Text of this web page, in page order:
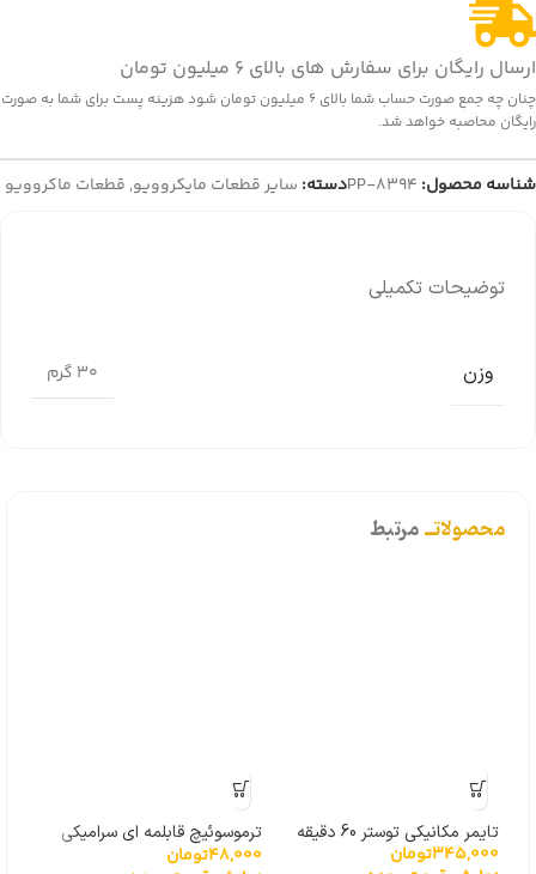
ارسال رایگان برای سفارش های بالای 6 میلیون تومان
چنان چه جمع صورت حساب شما بالای 6 میلیون تومان شود هزینه پست برای شما به صورت
رایگان محاصبه خواهد شد.
شناسه محصول: PP-8394دسته: سایر قطعات مایکروویو, قطعات ماکروویو
توضیحات تکمیلی
وزن 30 گرم
محصولاتــمرتبط
تایمر مکانیکی توستر 60 دقیقه
345,000تومان
ترموسوئیچ قابلمه ای سرامیکی
170 درجه
48,000تومان